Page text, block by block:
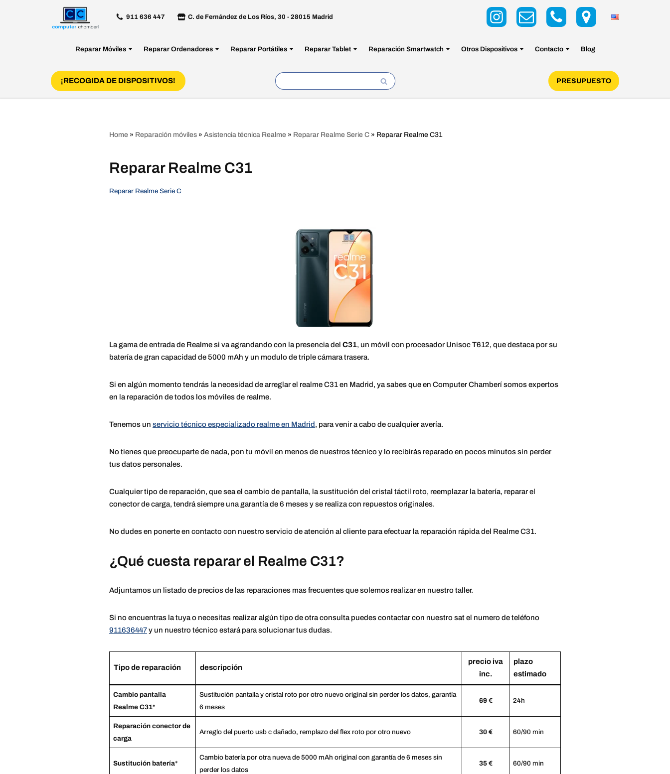
911 636 447 C. de Fernández de Los Ríos, 30 - 28015 Madrid
Reparar Móviles Reparar Ordenadores Reparar Portátiles Reparar Tablet Reparación Smartwatch Otros Dispositivos Contacto Blog
¡RECOGIDA DE DISPOSITIVOS! PRESUPUESTO
Home » Reparación móviles » Asistencia técnica Realme » Reparar Realme Serie C » Reparar Realme C31
Reparar Realme C31
Reparar Realme Serie C
La gama de entrada de Realme si va agrandando con la presencia del C31, un móvil con procesador Unisoc T612, que destaca por su
batería de gran capacidad de 5000 mAh y un modulo de triple cámara trasera.
Si en algún momento tendrás la necesidad de arreglar el realme C31 en Madrid, ya sabes que en Computer Chamberí somos expertos
en la reparación de todos los móviles de realme.
Tenemos un servicio técnico especializado realme en Madrid, para venir a cabo de cualquier avería.
No tienes que preocuparte de nada, pon tu móvil en menos de nuestros técnico y lo recibirás reparado en pocos minutos sin perder
tus datos personales.
Cualquier tipo de reparación, que sea el cambio de pantalla, la sustitución del cristal táctil roto, reemplazar la batería, reparar el
conector de carga, tendrá siempre una garantía de 6 meses y se realiza con repuestos originales.
No dudes en ponerte en contacto con nuestro servicio de atención al cliente para efectuar la reparación rápida del Realme C31.
¿Qué cuesta reparar el Realme C31?
Adjuntamos un listado de precios de las reparaciones mas frecuentes que solemos realizar en nuestro taller.
Si no encuentras la tuya o necesitas realizar algún tipo de otra consulta puedes contactar con nuestro sat el numero de teléfono
911636447y un nuestro técnico estará para solucionar tus dudas.
Tipo de reparación descripción
precio iva
inc.
plazo
estimado
Cambio pantalla
Realme C31*
Sustitución pantalla y cristal roto por otro nuevo original sin perder los datos, garantía
6 meses
69 € 24h
Reparación conector de
carga
Arreglo del puerto usb c dañado, remplazo del flex roto por otro nuevo 30 € 60/90 min
Sustitución batería*
Cambio batería por otra nueva de 5000 mAh original con garantía de 6 meses sin
perder los datos
35 € 60/90 min